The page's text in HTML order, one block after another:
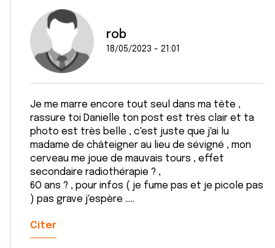
rob
18/05/2023 - 21:01
Je me marre encore tout seul dans ma tête ,
rassure toi Danielle ton post est très clair et ta
photo est très belle , c'est juste que j'ai lu
madame de châteigner au lieu de sévigné , mon
cerveau me joue de mauvais tours , effet
secondaire radiothérapie ? ,
6O ans ? , pour infos ( je fume pas et je picole pas
) pas grave j'espère .....
Citer